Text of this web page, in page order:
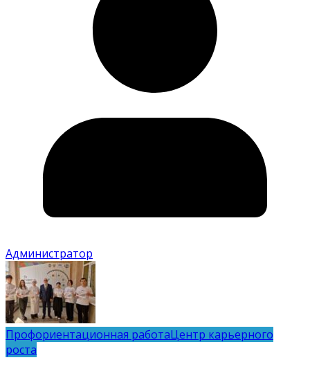
Администратор
Профориентационная работаЦентр карьерного
роста